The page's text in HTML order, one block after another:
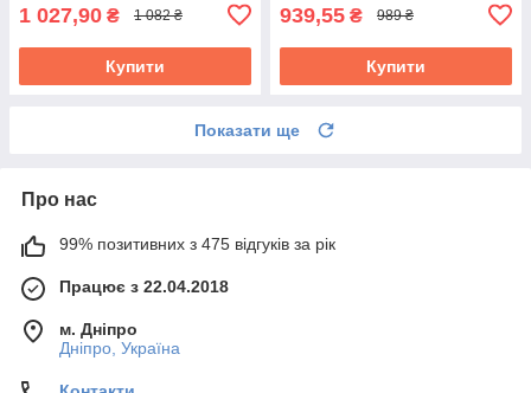
1 027,90 ₴ 1 082 ₴
Купити
939,55 ₴ 989 ₴
Купити
Показати ще
Про нас
99% позитивних з 475 відгуків за рік
Працює з 22.04.2018
м. Дніпро
Дніпро, Україна